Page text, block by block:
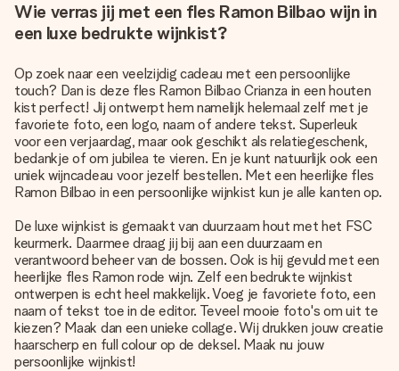
Wie verras jij met een fles Ramon Bilbao wijn in
een luxe bedrukte wijnkist?
Op zoek naar een veelzijdig cadeau met een persoonlijke
touch? Dan is deze fles Ramon Bilbao Crianza in een houten
kist perfect! Jij ontwerpt hem namelijk helemaal zelf met je
favoriete foto, een logo, naam of andere tekst. Superleuk
voor een verjaardag, maar ook geschikt als relatiegeschenk,
bedankje of om jubilea te vieren. En je kunt natuurlijk ook een
uniek wijncadeau voor jezelf bestellen. Met een heerlijke fles
Ramon Bilbao in een persoonlijke wijnkist kun je alle kanten op.
De luxe wijnkist is gemaakt van duurzaam hout met het FSC
keurmerk. Daarmee draag jij bij aan een duurzaam en
verantwoord beheer van de bossen. Ook is hij gevuld met een
heerlijke fles Ramon rode wijn. Zelf een bedrukte wijnkist
ontwerpen is echt heel makkelijk. Voeg je favoriete foto, een
naam of tekst toe in de editor. Teveel mooie foto's om uit te
kiezen? Maak dan een unieke collage. Wij drukken jouw creatie
haarscherp en full colour op de deksel. Maak nu jouw
persoonlijke wijnkist!